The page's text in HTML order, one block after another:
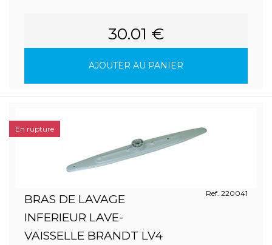
30.01 €
AJOUTER AU PANIER
BRAS DE LAVAGE
INFERIEUR LAVE-
VAISSELLE BRANDT LV4
Ref. 220041
En rupture